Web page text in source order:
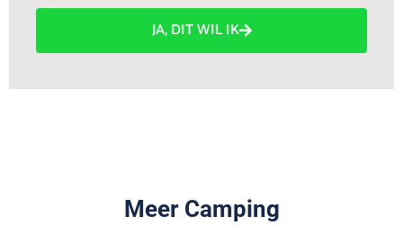
JA, DIT WIL IK
Meer Camping